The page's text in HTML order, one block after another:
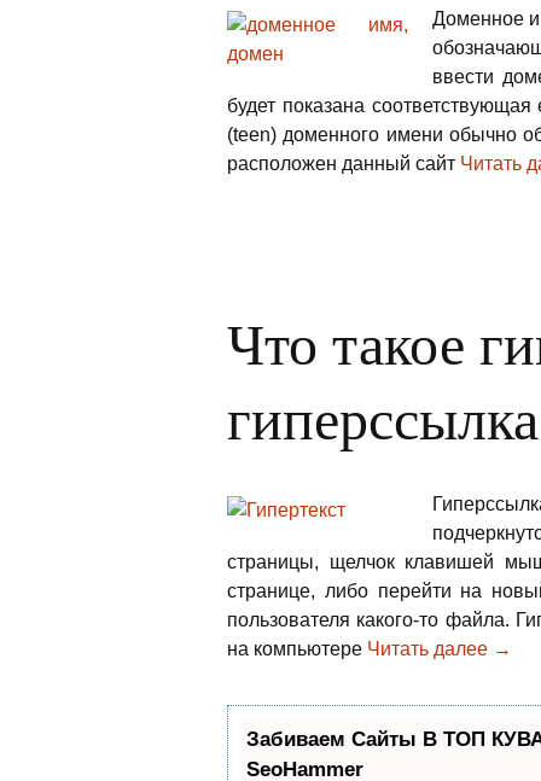
Доменное
ввести
будет показана
(teen) доменного имени обычно
расположен данный сайт Читать
Что такое
гиперссылка
страницы, щелчок клавишей
странице, либо перейти на
пользователя какого-то файла.
на компьютере Читать далее Что
→
Забиваем Сайты В ТОП
SeoHammer